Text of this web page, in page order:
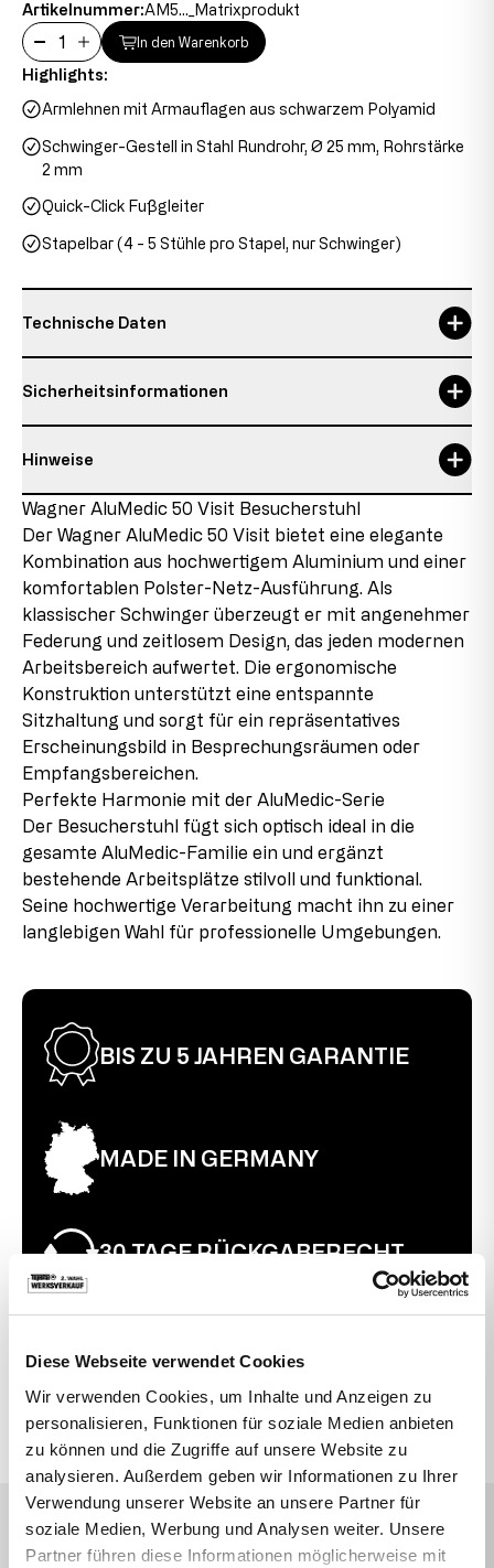
Diese Webseite verwendet Cookies
Wir verwenden Cookies, um Inhalte und Anzeigen zu
personalisieren, Funktionen für soziale Medien anbieten
zu können und die Zugriffe auf unsere Website zu
analysieren. Außerdem geben wir Informationen zu Ihrer
Verwendung unserer Website an unsere Partner für
soziale Medien, Werbung und Analysen weiter. Unsere
Partner führen diese Informationen möglicherweise mit
Artikelnummer:AM5..._Matrixprodukt
In den Warenkorb
Highlights:
Armlehnen mit Armauflagen aus schwarzem Polyamid
Schwinger-Gestell in Stahl Rundrohr, Ø 25 mm, Rohrstärke
2 mm
Quick-Click Fußgleiter
Stapelbar (4 - 5 Stühle pro Stapel, nur Schwinger)
Technische Daten
Gesamthöhe
max. Nutzergewicht
max. Nutzergröße 1,92 m
max. Nutzungsdauer
Rückenlehnenhöhe 50 cm
Sitzbreite
Sitztiefe
Sicherheitsinformationen
Verantwortliche Person:
Augsburger Str. 29
86863 Langenneufnach
E-Mail: info@topstar.de
Telefon: 08239/789-0
Dieses Modell trägt das GS-Zeichen der Intertek in
Fürth und erfüllt in diesem Zusammenhang sämtliche
sicherheitsrelevanten Voraussetzungen.
Hinweise
Details zum Zustand des Artikels
Neuware mit Auslaufteilen
Dieses Produkt ist neu, enthält jedoch Teile, die aus
Restbeständen stammen, die aufgrund von
Sortimentänderungen oder Lieferantenwechseln nicht
mehr nachproduziert werden. Diese Auslaufteile
werden in den Produkten verbaut, was uns ermöglicht,
das Produkt zu günstigen Konditionen anzubieten.
2. Wahl
Dieser Artikel wurde bereits als Ausstellungsstück
verwendet. Es können leichte Montagespuren an den
Verbindungsstücken vorhanden sein, die jedoch im
aufgebauten Zustand kaum sichtbar sind und die
Funktionalität des Produkts nicht beeinträchtigen. Der
Stuhl ist voll funktionstüchtig.
Wagner AluMedic 50 Visit Besucherstuhl
Der Wagner AluMedic 50 Visit bietet eine elegante
Kombination aus hochwertigem Aluminium und einer
komfortablen Polster-Netz-Ausführung. Als
klassischer Schwinger überzeugt er mit angenehmer
Federung und zeitlosem Design, das jeden modernen
Arbeitsbereich aufwertet. Die ergonomische
Konstruktion unterstützt eine entspannte
Sitzhaltung und sorgt für ein repräsentatives
Erscheinungsbild in Besprechungsräumen oder
Empfangsbereichen.
Perfekte Harmonie mit der AluMedic-Serie
Der Besucherstuhl fügt sich optisch ideal in die
gesamte AluMedic-Familie ein und ergänzt
bestehende Arbeitsplätze stilvoll und funktional.
Seine hochwertige Verarbeitung macht ihn zu einer
langlebigen Wahl für professionelle Umgebungen.
BIS ZU 5 JAHREN GARANTIE
MADE IN GERMANY
30 TAGE RÜCKGABERECHT
VIELLEICHT SUCHEN SIE AUCH DANACH
Bewegte Drehstühle Büro Topstar
DAS SAGEN UNSERE KUNDEN